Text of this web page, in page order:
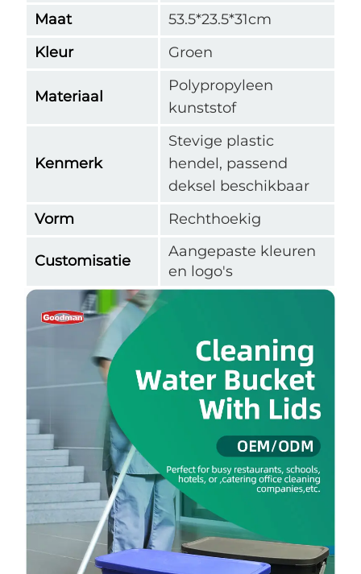
Maat
53.5*23.5*31cm
Kleur
Groen
Materiaal
Polypropyleen
kunststof
Kenmerk
Stevige plastic
hendel, passend
deksel beschikbaar
Vorm
Rechthoekig
Customisatie
Aangepaste kleuren
en logo's